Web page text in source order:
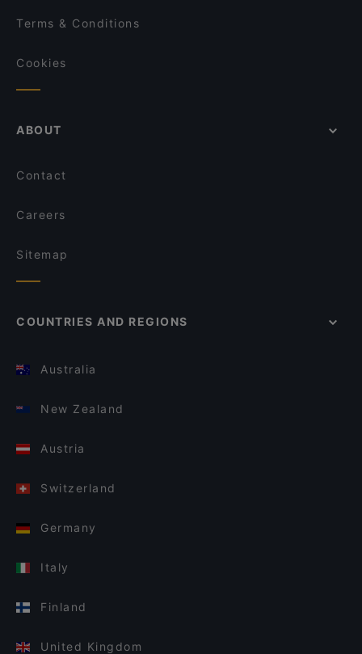
Terms & Conditions
Cookies
ABOUT
Contact
Careers
Sitemap
COUNTRIES AND REGIONS
Australia
New Zealand
Austria
Switzerland
Germany
Italy
Finland
United Kingdom